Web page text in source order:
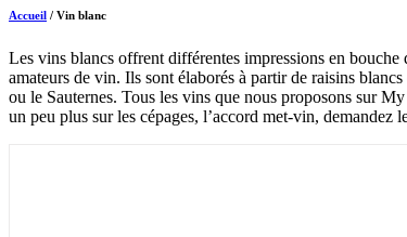
Accueil / Vin blanc
Les vins blancs offrent différentes impressions en
amateurs de vin. Ils sont élaborés à partir de raisins
ou le Sauternes. Tous les vins que nous proposons sur
un peu plus sur les cépages, l’accord met-vin, demandez